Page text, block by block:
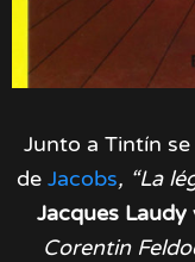
Junto a Tintín
de Jacobs, “La
Jacques Laudy
Corentin